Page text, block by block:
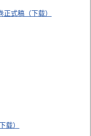
式稿（下载）
载）